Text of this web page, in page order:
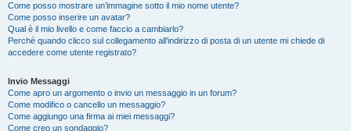
Come posso mostrare un’immagine sotto il mio nome utente?
Come posso inserire un avatar?
Qual è il mio livello e come faccio a cambiarlo?
Perché quando clicco sul collegamento all’indirizzo di posta di un utente mi chiede di
accedere come utente registrato?
Invio Messaggi
Come apro un argomento o invio un messaggio in un forum?
Come modifico o cancello un messaggio?
Come aggiungo una firma ai miei messaggi?
Come creo un sondaggio?